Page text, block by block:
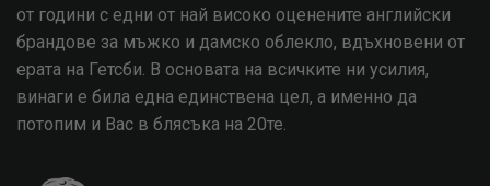
от години с едни от най високо оценените английски
брандове за мъжко и дамско облекло, вдъхновени от
ерата на Гетсби. В основата на всичките ни усилия,
винаги е била една единствена цел, а именно да
потопим и Вас в блясъка на 20те.